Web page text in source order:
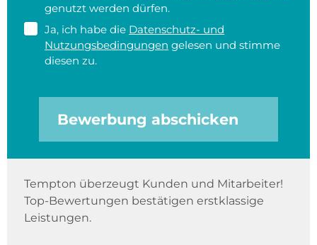
genutzt werden dürfen.
Ja, ich habe die Datenschutz- und
Nutzungsbedingungen gelesen und stimme
diesen zu.
Bewerbung abschicken
Tempton überzeugt Kunden und Mitarbeiter!
Top-Bewertungen bestätigen erstklassige
Leistungen.